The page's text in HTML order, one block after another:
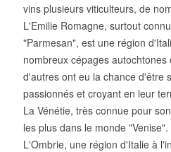
vins plusieurs viticulteurs, de
L'Emilie Romagne, surtout
"Parmesan", est une région
nombreux cépages
d'autres ont eu la chance d'être
passionnés et croyant en leur
La Vénétie, très connue pour
les plus dans le monde "Venise".
L'Ombrie, une région d'Italie à